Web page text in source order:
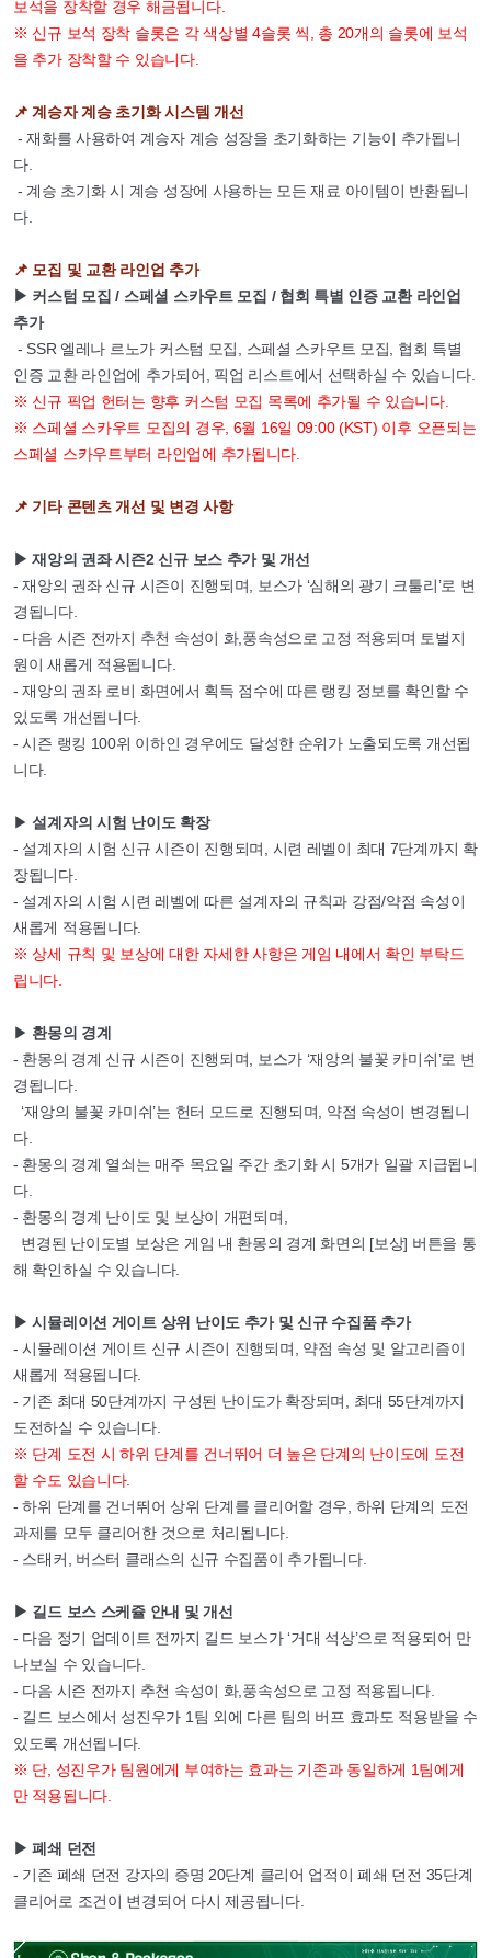
보석을 장착할 경우 해금됩니다.
※ 신규 보석 장착 슬롯은 각 색상별 4슬롯 씩, 총 20개의 슬롯에 보석
을 추가 장착할 수 있습니다.
📌 계승자 계승 초기화 시스템 개선
- 재화를 사용하여 계승자 계승 성장을 초기화하는 기능이 추가됩니
다.
- 계승 초기화 시 계승 성장에 사용하는 모든 재료 아이템이 반환됩니
다.
📌 모집 및 교환 라인업 추가
▶ 커스텀 모집 / 스페셜 스카우트 모집 / 협회 특별 인증 교환 라인업
추가
- SSR 엘레나 르노가 커스텀 모집, 스페셜 스카우트 모집, 협회 특별
인증 교환 라인업에 추가되어, 픽업 리스트에서 선택하실 수 있습니다.
※ 신규 픽업 헌터는 향후 커스텀 모집 목록에 추가될 수 있습니다.
※ 스페셜 스카우트 모집의 경우, 6월 16일 09:00 (KST) 이후 오픈되는
스페셜 스카우트부터 라인업에 추가됩니다.
📌 기타 콘텐츠 개선 및 변경 사항
▶ 재앙의 권좌 시즌2 신규 보스 추가 및 개선
- 재앙의 권좌 신규 시즌이 진행되며, 보스가 ‘심해의 광기 크툴리’로 변
경됩니다.
- 다음 시즌 전까지 추천 속성이 화,풍속성으로 고정 적용되며 토벌지
원이 새롭게 적용됩니다.
- 재앙의 권좌 로비 화면에서 획득 점수에 따른 랭킹 정보를 확인할 수
있도록 개선됩니다.
- 시즌 랭킹 100위 이하인 경우에도 달성한 순위가 노출되도록 개선됩
니다.
▶설계자의 시험 난이도 확장
- 설계자의 시험 신규 시즌이 진행되며, 시련 레벨이 최대 7단계까지 확
장됩니다.
- 설계자의 시험 시련 레벨에 따른 설계자의 규칙과 강점/약점 속성이
새롭게 적용됩니다.
※ 상세 규칙 및 보상에 대한 자세한 사항은 게임 내에서 확인 부탁드
립니다.
▶ 환몽의 경계
- 환몽의 경계 신규 시즌이 진행되며, 보스가 ‘재앙의 불꽃 카미쉬’로 변
경됩니다.
‘재앙의 불꽃 카미쉬’는 헌터 모드로 진행되며, 약점 속성이 변경됩니
다.
- 환몽의 경계 열쇠는 매주 목요일 주간 초기화 시 5개가 일괄 지급됩니
다.
- 환몽의 경계 난이도 및 보상이 개편되며,
변경된 난이도별 보상은 게임 내 환몽의 경계 화면의 [보상] 버튼을 통
해 확인하실 수 있습니다.
▶ 시뮬레이션 게이트 상위 난이도 추가 및 신규 수집품 추가
- 시뮬레이션 게이트 신규 시즌이 진행되며, 약점 속성 및 알고리즘이
새롭게 적용됩니다.
- 기존 최대 50단계까지 구성된 난이도가 확장되며, 최대 55단계까지
도전하실 수 있습니다.
※ 단계 도전 시 하위 단계를 건너뛰어 더 높은 단계의 난이도에 도전
할 수도 있습니다.
- 하위 단계를 건너뛰어 상위 단계를 클리어할 경우, 하위 단계의 도전
과제를 모두 클리어한 것으로 처리됩니다.
- 스태커, 버스터 클래스의 신규 수집품이 추가됩니다.
▶ 길드 보스 스케쥴 안내 및 개선
- 다음 정기 업데이트 전까지 길드 보스가 ‘거대 석상’으로 적용되어 만
나보실 수 있습니다.
- 다음 시즌 전까지 추천 속성이 화,풍속성으로 고정 적용됩니다.
- 길드 보스에서 성진우가 1팀 외에 다른 팀의 버프 효과도 적용받을 수
있도록 개선됩니다.
※ 단, 성진우가 팀원에게 부여하는 효과는 기존과 동일하게 1팀에게
만 적용됩니다.
▶ 폐쇄 던전
- 기존 폐쇄 던전 강자의 증명 20단계 클리어 업적이 폐쇄 던전 35단계
클리어로 조건이 변경되어 다시 제공됩니다.